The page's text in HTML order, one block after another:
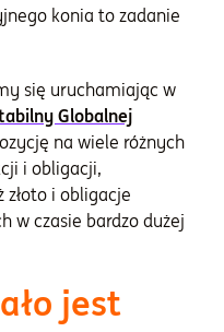
konia to zadanie
się uruchamiając w
Globalnej
na wiele różnych
i obligacji,
i obligacje
w czasie bardzo dużej
jest